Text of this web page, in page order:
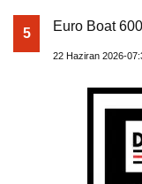
5 Euro Boat
22 Haziran 2026-